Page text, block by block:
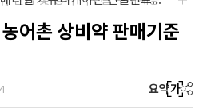
어촌 상비약 판매기준
요약가